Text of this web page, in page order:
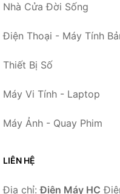
Nhà Cửa Đời Sống
Điện Thoại - Máy Tính
Thiết Bị Số
Máy Vi Tính - Laptop
Máy Ảnh - Quay Phim
LIÊN HỆ
Địa chỉ:Điện Máy HC